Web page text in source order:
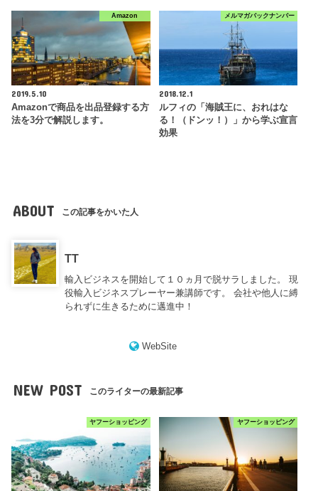
Amazon
2019.5.10
Amazonで商品を出品登録する方
法を3分で解説します。
メルマガバックナンバー
2018.12.1
ルフィの「海賊王に、おれはな
る！（ドンッ！）」から学ぶ宣言
効果
ABOUT この記事をかいた人
TT
輸入ビジネスを開始して１０ヵ月で脱サラしました。 現
役輸入ビジネスプレーヤー兼講師です。 会社や他人に縛
られずに生きるために邁進中！
WebSite
NEW POST このライターの最新記事
ヤフーショッピング ヤフーショッピング